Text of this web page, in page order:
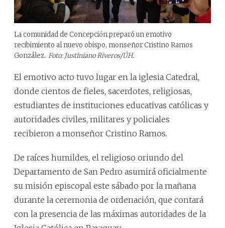
La comunidad de Concepción preparó un emotivo
recibimiento al nuevo obispo, monseñor Cristino Ramos
González. Foto: Justiniano Riveros/ÚH.
El emotivo acto tuvo lugar en la iglesia Catedral,
donde cientos de fieles, sacerdotes, religiosas,
estudiantes de instituciones educativas católicas y
autoridades civiles, militares y policiales
recibieron a monseñor Cristino Ramos.
De raíces humildes, el religioso oriundo del
Departamento de San Pedro asumirá oficialmente
su misión episcopal este sábado por la mañana
durante la ceremonia de ordenación, que contará
con la presencia de las máximas autoridades de la